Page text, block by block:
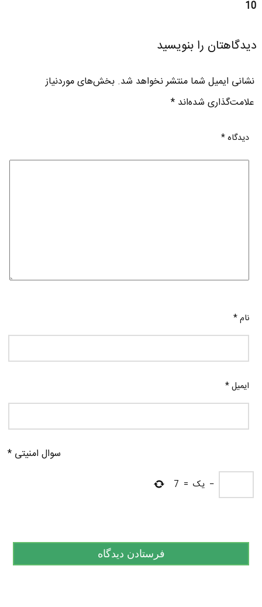
10
دیدگاهتان را بنویسید
نشانی ایمیل شما منتشر نخواهد شد. بخش‌های موردنیاز
علامت‌گذاری شده‌اند*
دیدگاه*
نام*
ایمیل*
سوال امنیتی *
− یک =
7